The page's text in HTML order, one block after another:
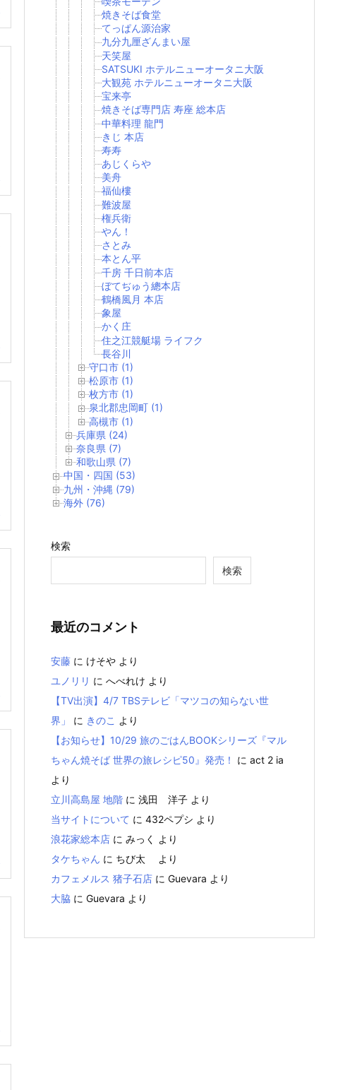
焼きそば食堂
てっぱん源治家
九分九厘ざんまい屋
天笑屋
SATSUKI ホテルニューオータニ大阪
大観苑 ホテルニューオータニ大阪
宝来亭
焼きそば専門店 寿座 総本店
中華料理 龍門
きじ 本店
寿寿
あじくらや
美舟
福仙樓
難波屋
権兵衛
やん！
さとみ
本とん平
千房 千日前本店
ぼてぢゅう總本店
鶴橋風月 本店
象屋
かく庄
住之江競艇場 ライフク
長谷川
守口市 (1)
松原市 (1)
枚方市 (1)
泉北郡忠岡町 (1)
高槻市 (1)
兵庫県 (24)
奈良県 (7)
和歌山県 (7)
中国・四国 (53)
九州・沖縄 (79)
海外 (76)
検索
検索
最近のコメント
安藤 に けそや より
ユノリリ に へべれけ より
【TV出演】4/7 TBSテレビ「マツコの知らない世
界」
に きのこ より
【お知らせ】10/29 旅のごはんBOOKシリーズ『マル
ちゃん焼そば 世界の旅レシピ50』発売！
に act 2 ia
より
立川高島屋 地階 に 浅田 洋子 より
当サイトについて に 432ペプシ より
浪花家総本店 に みっく
より
タケちゃん に ちび太
より
カフェメルス 猪子石店 に Guevara より
大脇 に Guevara より